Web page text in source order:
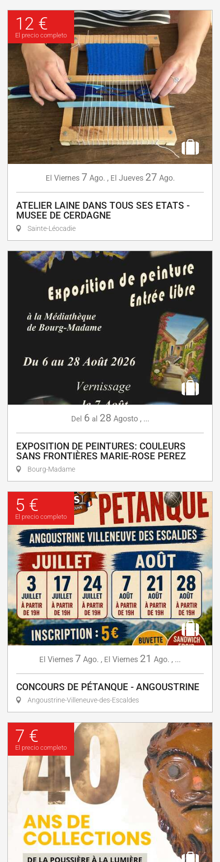
12 €
El precio completo
El Viernes 7 Ago. , El Jueves 27 Ago.
ATELIER LAINE DANS TOUS SES ETATS -
MUSEE DE CERDAGNE
Sainte-Léocadie
Del 6 al 28 Agosto, ...
EXPOSITION DE PEINTURES: COULEURS
SANS FRONTIÈRES MARIE-ROSE PEREZ
Bourg-Madame
5 €
El precio completo
El Viernes 7 Ago. , El Viernes 21 Ago. , ...
CONCOURS DE PÉTANQUE - ANGOUSTRINE
Angoustrine-Villeneuve-des-Escaldes
7 €
El precio completo